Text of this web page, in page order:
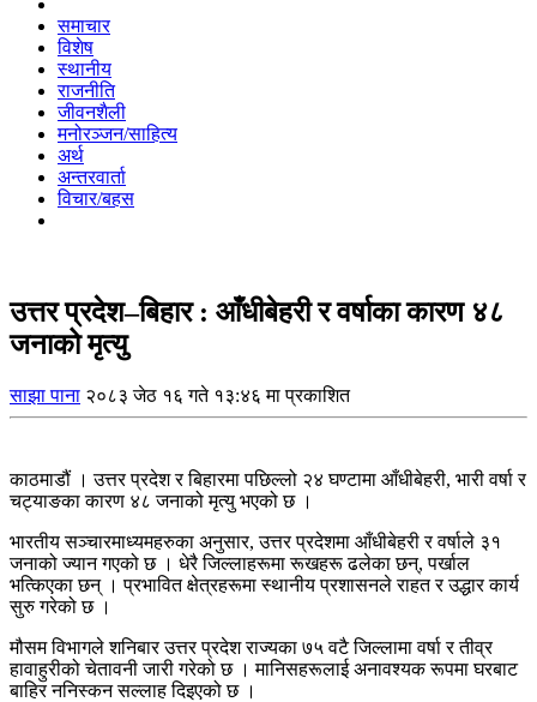
समाचार
विशेष
स्थानीय
राजनीति
जीवनशैली
मनोरञ्जन/साहित्य
अर्थ
अन्तरवार्ता
विचार/बहस
उत्तर प्रदेश–बिहार : आँधीबेहरी र वर्षाका कारण ४८
जनाको मृत्यु
साझा पाना २०८३ जेठ १६ गते १३:४६ मा प्रकाशित
काठमाडौं । उत्तर प्रदेश र बिहारमा पछिल्लो २४ घण्टामा आँधीबेहरी, भारी वर्षा र
चट्याङका कारण ४८ जनाको मृत्यु भएको छ ।
भारतीय सञ्चारमाध्यमहरुका अनुसार, उत्तर प्रदेशमा आँधीबेहरी र वर्षाले ३१
जनाको ज्यान गएको छ । धेरै जिल्लाहरूमा रूखहरू ढलेका छन्, पर्खाल
भत्किएका छन् । प्रभावित क्षेत्रहरूमा स्थानीय प्रशासनले राहत र उद्धार कार्य
सुरु गरेको छ ।
मौसम विभागले शनिबार उत्तर प्रदेश राज्यका ७५ वटै जिल्लामा वर्षा र तीव्र
हावाहुरीको चेतावनी जारी गरेको छ । मानिसहरूलाई अनावश्यक रूपमा घरबाट
बाहिर ननिस्कन सल्लाह दिइएको छ ।